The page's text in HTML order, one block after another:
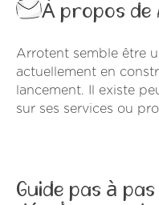
À propos
Arrotent semble être
actuellement en
lancement. Il existe
sur ses services ou
Guide pas à